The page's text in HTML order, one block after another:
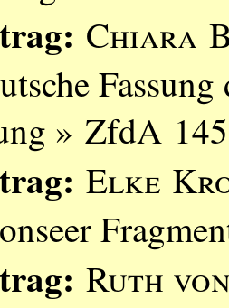
Chiara
» ZfdA
Elke
Ruth